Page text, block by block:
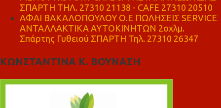
ΣΠΑΡΤΗ ΤΗΛ. 27310 21138 - CAFE 27310 20510
ΑΦΑΙ ΒΑΚΑΛΟΠΟΥΛΟΥ Ο.Ε ΠΩΛΗΣΕΙΣ SERVICE
ΑΝΤΑΛΛΑΚΤΙΚΑ ΑΥΤΟΚΙΝΗΤΩΝ 2οχλμ.
Σπάρτης Γυθειού ΣΠΑΡΤΗ Τηλ. 27310 26347
ΚΩΝΣΤΑΝΤΙΝΑ Κ. ΒΟΥΝΑΣΗ